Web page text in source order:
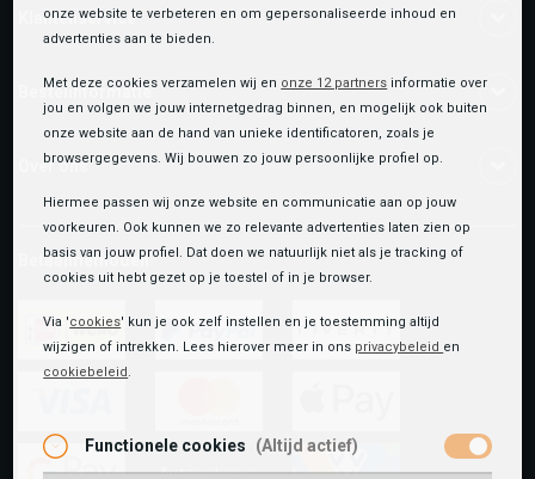
Klantenservice
Bestelinformatie
Over ons
Betaalmethoden
ideal
visa mastercard
apple-
pay
onze website te verbeteren en om gepersonaliseerde inhoud en
advertenties aan te bieden.
Met deze cookies verzamelen wij en onze 12 partners informatie over
jou en volgen we jouw internetgedrag binnen, en mogelijk ook buiten
onze website aan de hand van unieke identificatoren, zoals je
browsergegevens. Wij bouwen zo jouw persoonlijke profiel op.
Hiermee passen wij onze website en communicatie aan op jouw
voorkeuren. Ook kunnen we zo relevante advertenties laten zien op
basis van jouw profiel. Dat doen we natuurlijk niet als je tracking of
cookies uit hebt gezet op je toestel of in je browser.
Via 'cookies' kun je ook zelf instellen en je toestemming altijd
wijzigen of intrekken. Lees hierover meer in ons privacybeleid en
cookiebeleid.
Functionele cookies (Altijd actief)